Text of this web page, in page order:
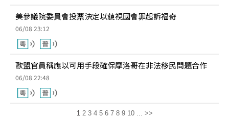
美參議院委員會投票決定以藐視國會罪起訴福奇
06/08 23:12
歐盟官員稱應以可用手段確保摩洛哥在非法移民問題合作
06/08 22:48
1 2 3 4 5 6 7 8 9 10 ... >>